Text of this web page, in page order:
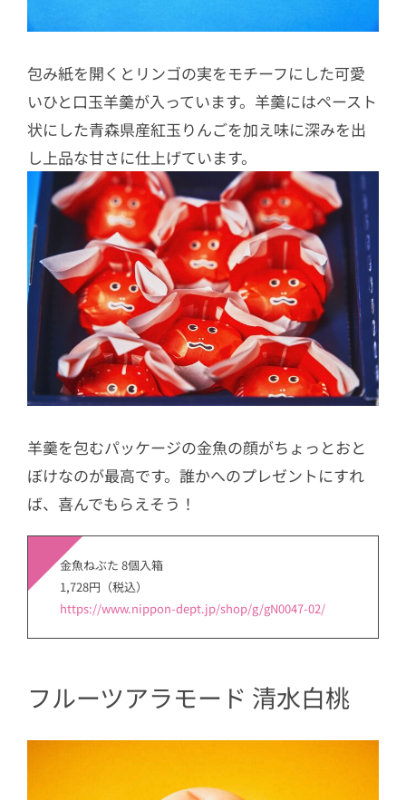
包み紙を開くとリンゴの実をモチーフにした可愛
いひと口玉羊羹が入っています。羊羹にはペースト
状にした青森県産紅玉りんごを加え味に深みを出
し上品な甘さに仕上げています。
羊羹を包むパッケージの金魚の顔がちょっとおと
ぼけなのが最高です。誰かへのプレゼントにすれ
ば、喜んでもらえそう！
金魚ねぶた 8個入箱
1,728円（税込）
https://www.nippon-dept.jp/shop/g/gN0047-02/
フルーツアラモード 清水白桃